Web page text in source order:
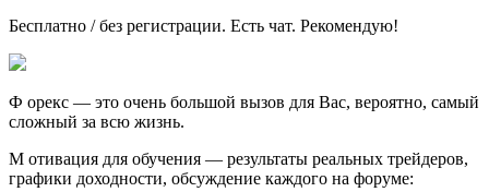
Бесплатно / без регистрации. Есть чат. Рекомендую!
Ф орекс — это очень большой вызов для Вас, вероятно, самый
сложный за всю жизнь.
М отивация для обучения — результаты реальных трейдеров,
графики доходности, обсуждение каждого на форуме: